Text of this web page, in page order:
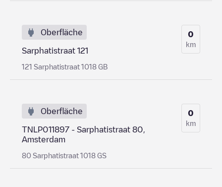
Oberfläche
Sarphatistraat 121
121 Sarphatistraat 1018 GB
0
km
Oberfläche
TNLP011897 - Sarphatistraat 80,
Amsterdam
80 Sarphatistraat 1018 GS
0
km